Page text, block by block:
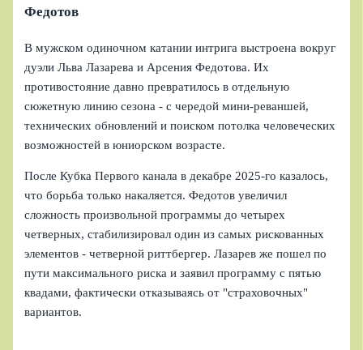
Федотов
В мужском одиночном катании интрига выстроена вокруг
дуэли Льва Лазарева и Арсения Федотова. Их
противостояние давно превратилось в отдельную
сюжетную линию сезона - с чередой мини-реваншей,
технических обновлений и поиском потолка человеческих
возможностей в юниорском возрасте.
После Кубка Первого канала в декабре 2025-го казалось,
что борьба только накаляется. Федотов увеличил
сложность произвольной программы до четырех
четверных, стабилизировал один из самых рискованных
элементов - четверной риттбергер. Лазарев же пошел по
пути максимального риска и заявил программу с пятью
квадами, фактически отказываясь от "страховочных"
вариантов.